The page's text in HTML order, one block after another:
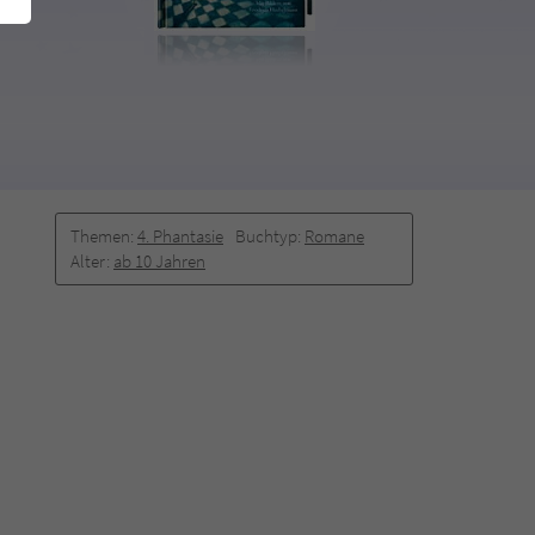
Themen: 4. Phantasie Buchtyp: Romane
Alter: ab 10 Jahren